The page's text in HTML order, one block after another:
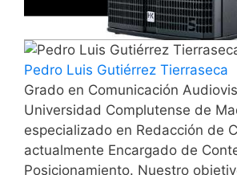
Pedro Luis Gutiérrez Tierraseca
Grado en Comunicación
Universidad Complutense de
especializado en Redacción de
actualmente Encargado de
Posicionamiento. Nuestro